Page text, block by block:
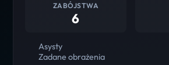
ZABÓJSTWA
6
Asysty
Zadane obrażenia